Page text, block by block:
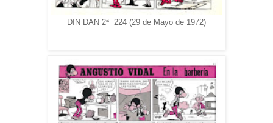
DIN DAN 2ª 224 (29 de Mayo de 1972)